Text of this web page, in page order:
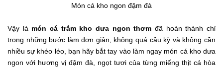
Món cá kho ngon đậm đà
Vậy là món cá trắm kho dưa ngon thơm đã hoàn thành chỉ
trong những bước làm đơn giản, không quá cầu kỳ và không cần
nhiều sự khéo léo, bạn hãy bắt tay vào làm ngay món cá kho dưa
ngon với hương vị đậm đà, ngọt tươi của từng miếng thịt cá hòa